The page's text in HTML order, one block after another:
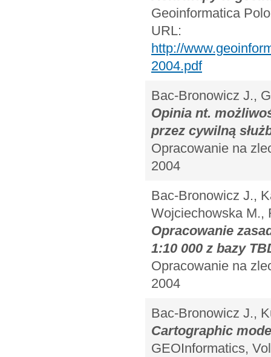
Geoinformatica
URL:
http://
2004.pdf
Bac-Bronowicz J.,
Opinia nt.
przez cywilną
Opracowanie na
2004
Bac-Bronowicz J.,
Wojciechowska M.,
Opracowanie
1:10 000 z bazy
Opracowanie na
2004
Bac-Bronowicz J.,
Cartographic
GEOInformatics,